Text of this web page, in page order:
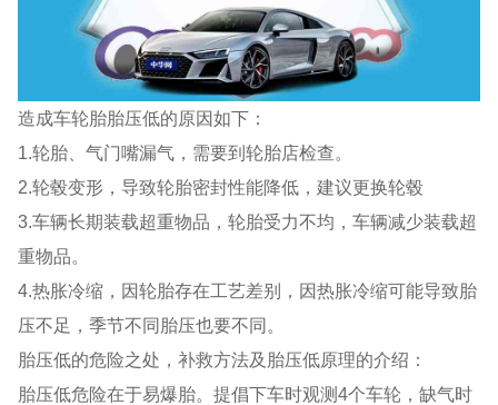
造成车轮胎胎压低的原因如下：
1.轮胎、气门嘴漏气，需要到轮胎店检查。
2.轮毂变形，导致轮胎密封性能降低，建议更换轮毂
3.车辆长期装载超重物品，轮胎受力不均，车辆减少装载超
重物品。
4.热胀冷缩，因轮胎存在工艺差别，因热胀冷缩可能导致胎
压不足，季节不同胎压也要不同。
胎压低的危险之处，补救方法及胎压低原理的介绍：
胎压低危险在于易爆胎。提倡下车时观测4个车轮，缺气时